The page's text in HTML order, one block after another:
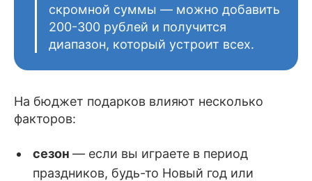
скромной суммы — можно добавить
200-300 рублей и получится
диапазон, который устроит всех.
На бюджет подарков влияют несколько
факторов:
сезон — если вы играете в период
праздников, будь-то Новый год или